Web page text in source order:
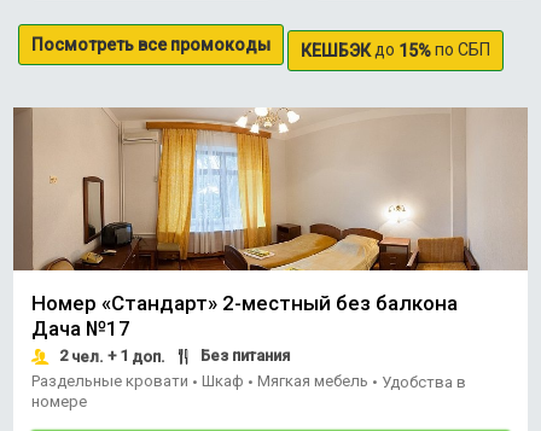
Посмотреть все промокоды КЕШБЭКдо 15%по СБП
Номер «Стандарт» 2-местный без балкона
Дача №17
2чел. + 1 доп.
Без питания
Раздельные кровати • Шкаф • Мягкая мебель • Удобства в
номере